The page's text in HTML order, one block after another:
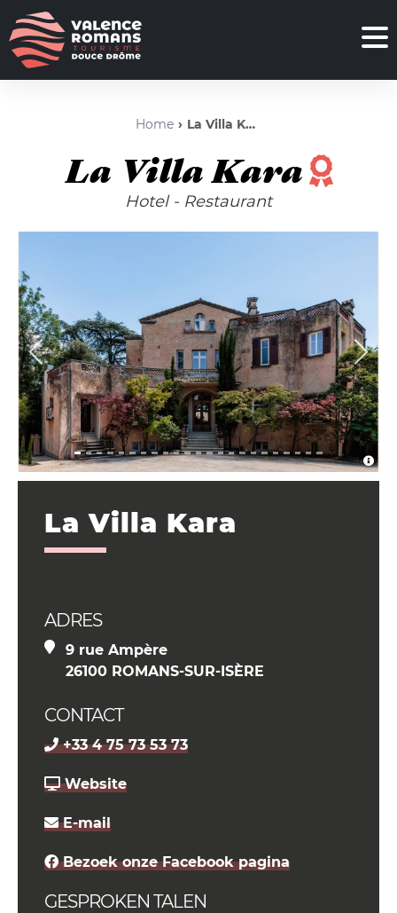
Home La Villa Kara
La Villa Kara
Hotel - Restaurant
La Villa Kara
ADRES
9 rue Ampère
26100 ROMANS-SUR-ISÈRE
CONTACT
+33 4 75 73 53 73
Website
E-mail
Bezoek onze Facebook pagina
GESPROKEN TALEN